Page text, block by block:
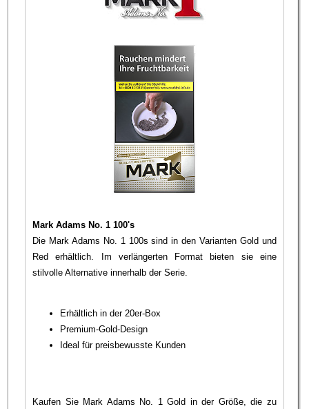
Mark Adams No. 1 100's
Die Mark Adams No. 1 100s sind in den Varianten Gold und
Red erhältlich. Im verlängerten Format bieten sie eine
stilvolle Alternative innerhalb der Serie.
Erhältlich in der 20er-Box
Premium-Gold-Design
Ideal für preisbewusste Kunden
Kaufen Sie Mark Adams No. 1 Gold in der Größe, die zu